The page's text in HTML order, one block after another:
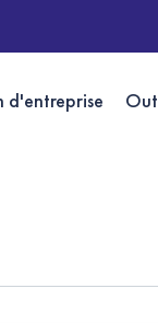
d'entreprise